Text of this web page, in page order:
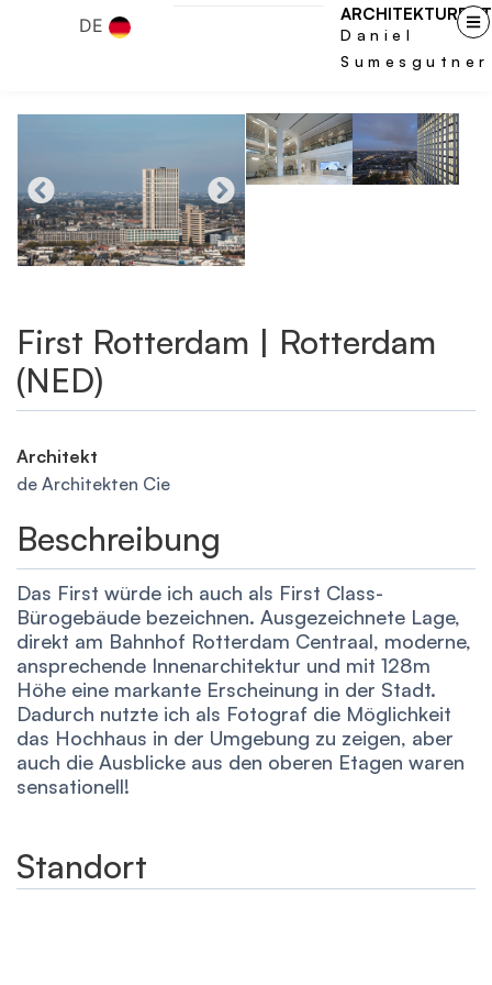
DE
Daniel
Sumesgutner
First Rotterdam | Rotterdam
(NED)
Architekt
de Architekten Cie
Beschreibung
Das First würde ich auch als First Class-
Bürogebäude bezeichnen. Ausgezeichnete Lage,
direkt am Bahnhof Rotterdam Centraal, moderne,
ansprechende Innenarchitektur und mit 128m
Höhe eine markante Erscheinung in der Stadt.
Dadurch nutzte ich als Fotograf die Möglichkeit
das Hochhaus in der Umgebung zu zeigen, aber
auch die Ausblicke aus den oberen Etagen waren
sensationell!
Standort